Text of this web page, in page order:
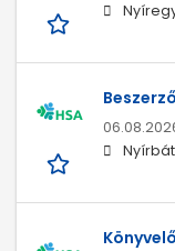
Beszerző
Könyvelő